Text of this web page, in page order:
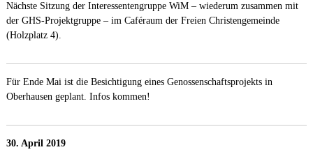
Nächste Sitzung der Interessentengruppe WiM – wiederum zusammen mit
der GHS-Projektgruppe – im Caféraum der Freien Christengemeinde
(Holzplatz 4).
Für Ende Mai ist die Besichtigung eines Genossenschaftsprojekts in
Oberhausen geplant. Infos kommen!
30. April 2019